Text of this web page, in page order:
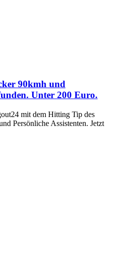
90kmh und
Unter 200 Euro.
mit dem Hitting Tip des
Persönliche Assistenten. Jetzt